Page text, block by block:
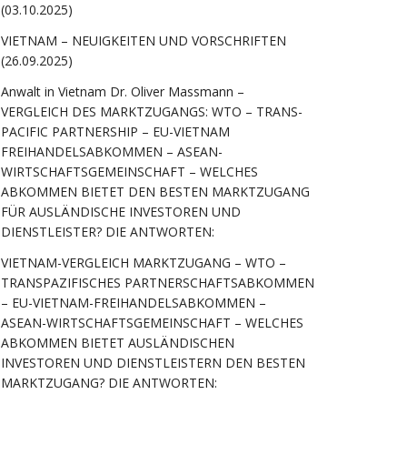
(03.10.2025)
VIETNAM – NEUIGKEITEN UND VORSCHRIFTEN
(26.09.2025)
Anwalt in Vietnam Dr. Oliver Massmann –
VERGLEICH DES MARKTZUGANGS: WTO – TRANS-
PACIFIC PARTNERSHIP – EU-VIETNAM
FREIHANDELSABKOMMEN – ASEAN-
WIRTSCHAFTSGEMEINSCHAFT – WELCHES
ABKOMMEN BIETET DEN BESTEN MARKTZUGANG
FÜR AUSLÄNDISCHE INVESTOREN UND
DIENSTLEISTER? DIE ANTWORTEN:
VIETNAM-VERGLEICH MARKTZUGANG – WTO –
TRANSPAZIFISCHES PARTNERSCHAFTSABKOMMEN
– EU-VIETNAM-FREIHANDELSABKOMMEN –
ASEAN-WIRTSCHAFTSGEMEINSCHAFT – WELCHES
ABKOMMEN BIETET AUSLÄNDISCHEN
INVESTOREN UND DIENSTLEISTERN DEN BESTEN
MARKTZUGANG? DIE ANTWORTEN: